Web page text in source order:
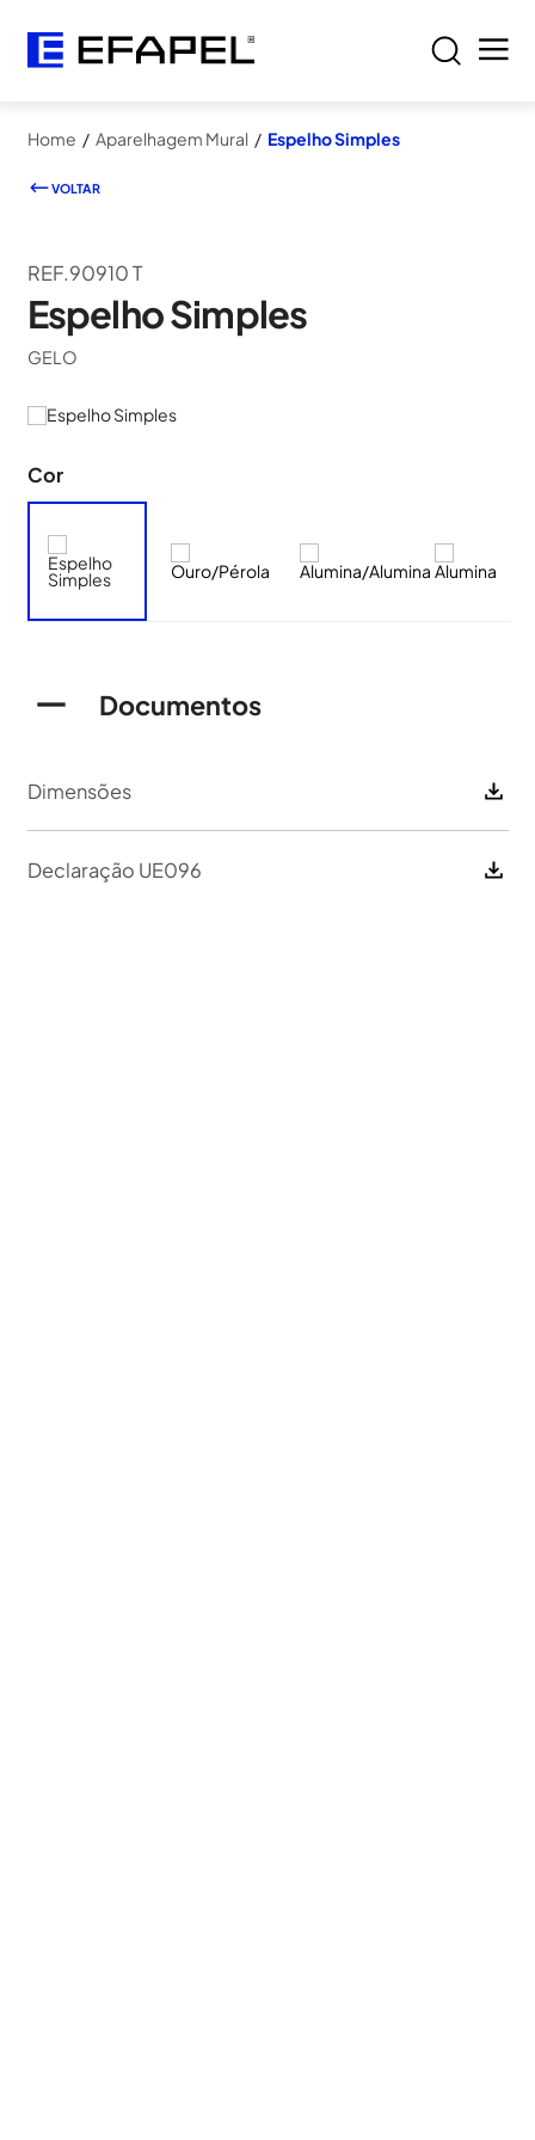
Home / Aparelhagem Mural / Espelho Simples
VOLTAR
REF.90910 T
Espelho Simples
GELO
Cor
Documentos
Dimensões
Declaração UE096